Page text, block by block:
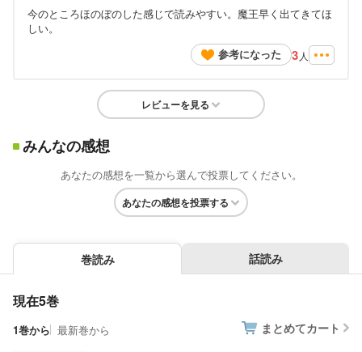
今のところほのぼのした感じで読みやすい。魔王早く出てきてほ
しい。
参考になった
3 人
レビューを見る
みんなの感想
あなたの感想を一覧から選んで投票してください。
あなたの感想を投票する
巻読み 話読み
現在5巻
1巻から 最新巻から まとめてカート